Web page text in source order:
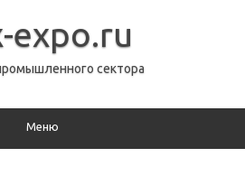
expo.ru
сектора
Меню